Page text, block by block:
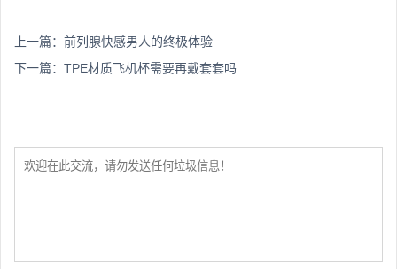
上一篇： 前列腺快感男人的终极体验
下一篇： TPE材质飞机杯需要再戴套套吗